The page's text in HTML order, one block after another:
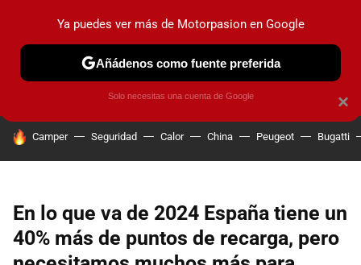
PRUEBAS COCHES ELÉCTRICOS OBSERVATORIO
HOY SE HABLA DE
Camper Seguridad Calor China Peugeot Bugatti
En lo que va de 2024 España tiene un
40% más de puntos de recarga, pero
×
Ya puedes ver más de Motorpasion en Google
Añádenos como fuente preferida
Solo necesitas una cuenta de Google